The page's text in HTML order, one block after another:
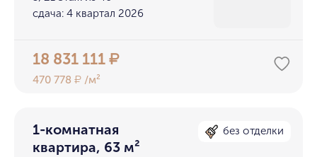
сдача: 4 квартал 2026
18 831 111₽
470 778₽ /м²
1-комнатная
квартира, 63 м²
без отделки